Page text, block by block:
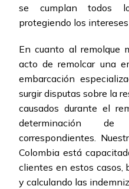
se cumplan todos
protegiendo los
En cuanto al remolque
acto de remolcar una
embarcación
surgir disputas sobre la
causados durante el
determinación de
correspondientes.
Colombia está
clientes en estos casos,
y calculando las